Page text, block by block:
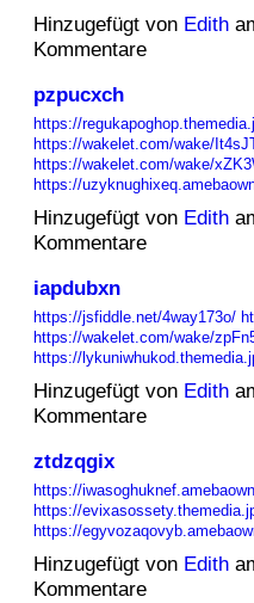
Hinzugefügt von Edith
Kommentare
pzpucxch
https://
https://wakelet.com/wake/
https://wakelet.com/wake/
https://
Hinzugefügt von Edith
Kommentare
iapdubxn
https://jsfiddle.net/4way173o/
https://wakelet.com/wake/
https://
Hinzugefügt von Edith
Kommentare
ztdzqgix
https://
https://
https://
Hinzugefügt von Edith
Kommentare